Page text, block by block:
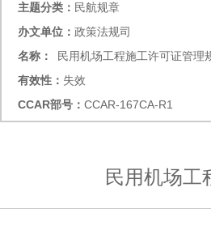
主题分类： 民航规章
办文单位： 政策法规司
名称：
民用机场工程施工许可证管理
有效性： 失效
CCAR部号： CCAR-167CA-R1
民用机场工